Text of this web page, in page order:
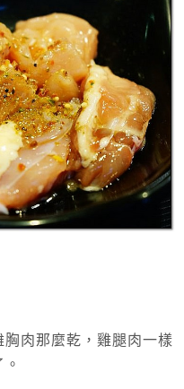
肉那麼乾，雞腿肉一樣